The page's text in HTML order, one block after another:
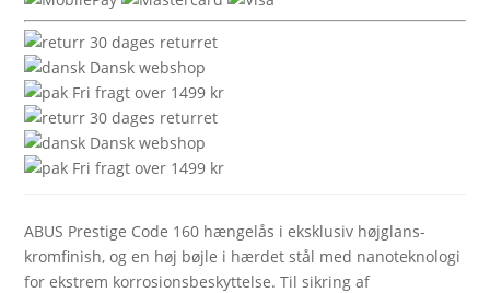
antal
30 dages returret
Dansk webshop
Fri fragt over 1499 kr
30 dages returret
Dansk webshop
Fri fragt over 1499 kr
ABUS Prestige Code 160 hængelås i eksklusiv højglans-
kromfinish, og en høj bøjle i hærdet stål med nanoteknologi
for ekstrem korrosionsbeskyttelse. Til sikring af